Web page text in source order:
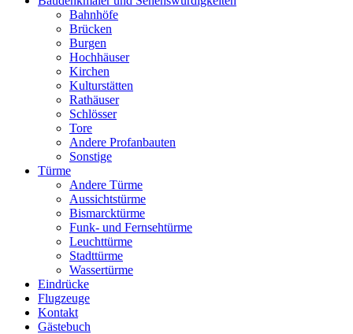
Bahnhöfe
Brücken
Burgen
Hochhäuser
Kirchen
Kulturstätten
Rathäuser
Schlösser
Tore
Andere Profanbauten
Sonstige
Türme
Andere Türme
Aussichtstürme
Bismarcktürme
Funk- und Fernsehtürme
Leuchttürme
Stadttürme
Wassertürme
Eindrücke
Flugzeuge
Kontakt
Gästebuch